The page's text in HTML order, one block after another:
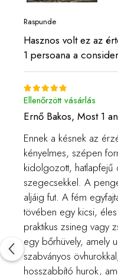
Raspunde
Hasznos volt ez az
1 persoana a
Ellenőrzött vásárlás
Ernő Bakos, Most 1 an
Ennek a késnek az
kényelmes, szépen
kidolgozott, hatlapfejű
szegecsekkel. A
aljáig fut. A fém
tövében egy kicsi,
praktikus zsineg vagy
egy bőrhüvely, amely
szabványos
hosszabbító hurok,